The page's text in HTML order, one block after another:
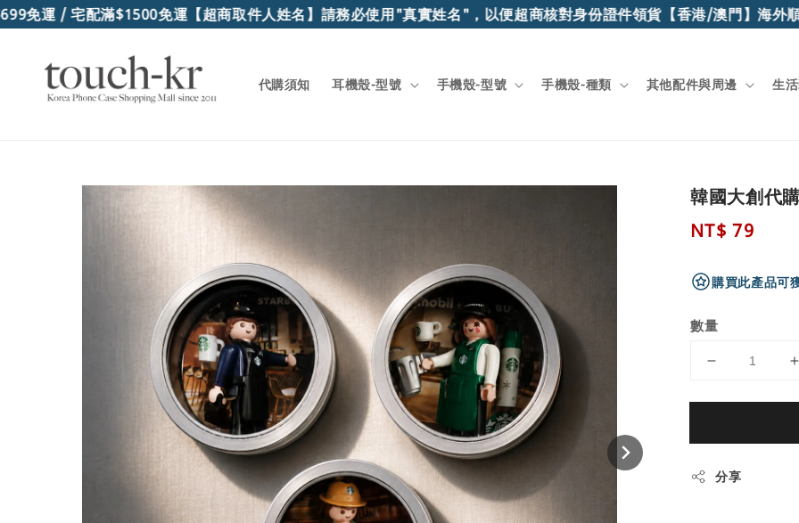
免運 / 宅配滿$1500免運【超商取件人姓名】請務必使用"真實姓名"，以便超商核對身份證件領貨【香港/澳門】海外順
代購須知 耳機殼-型號 手機殼-型號 手機殼-種類 其他配件與周邊 生
韓國大創代
Regular
NT$ 79
購買此產品可
數量
分享